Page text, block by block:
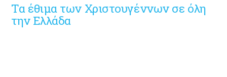
Τα έθιμα των Χριστουγέννων σε όλη
την Ελλάδα